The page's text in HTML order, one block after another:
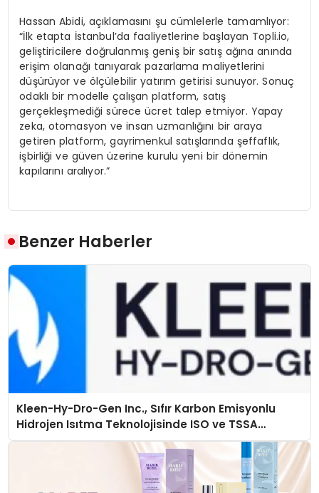
Hassan Abidi, açıklamasını şu cümlelerle tamamlıyor:
“İlk etapta İstanbul’da faaliyetlerine başlayan Topli.io,
geliştiricilere doğrulanmış geniş bir satış ağına anında
erişim olanağı tanıyarak pazarlama maliyetlerini
düşürüyor ve ölçülebilir yatırım getirisi sunuyor. Sonuç
odaklı bir modelle çalışan platform, satış
gerçekleşmediği sürece ücret talep etmiyor. Yapay
zeka, otomasyon ve insan uzmanlığını bir araya
getiren platform, gayrimenkul satışlarında şeffaflık,
işbirliği ve güven üzerine kurulu yeni bir dönemin
kapılarını aralıyor.”
Benzer Haberler
Kleen-Hy-Dro-Gen Inc., Sıfır Karbon Emisyonlu
Hidrojen Isıtma Teknolojisinde ISO ve TSSA
Düzenleyici Onaylarını Aldı